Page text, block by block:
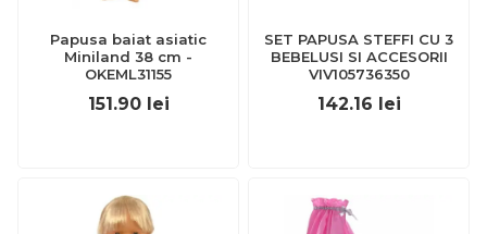
Papusa baiat asiatic
Miniland 38 cm -
OKEML31155
151.90 lei
SET PAPUSA STEFFI CU 3
BEBELUSI SI ACCESORII
VIV105736350
142.16 lei